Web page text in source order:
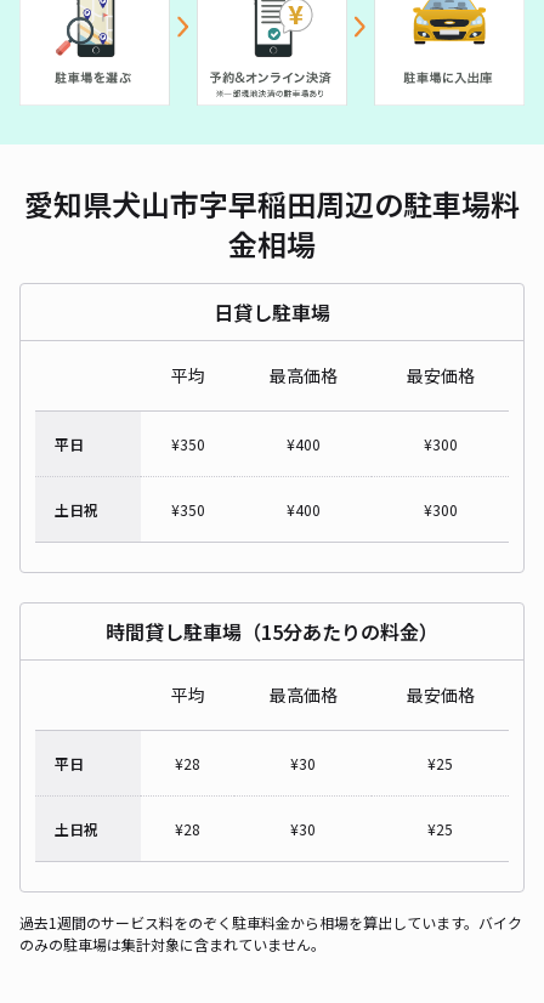
愛知県犬山市字早稲田周辺の駐車場料
金相場
日貸し駐車場
平均 最高価格 最安価格
平日 ¥350 ¥400 ¥300
土日祝 ¥350 ¥400 ¥300
時間貸し駐車場（15分あたりの料金）
平均 最高価格 最安価格
平日 ¥28 ¥30 ¥25
土日祝 ¥28 ¥30 ¥25
過去1週間のサービス料をのぞく駐車料金から相場を算出しています。バイク
のみの駐車場は集計対象に含まれていません。